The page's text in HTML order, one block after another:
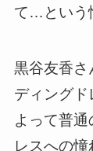
て…という
黒谷友香さ
ディングド
よって普
レスへの